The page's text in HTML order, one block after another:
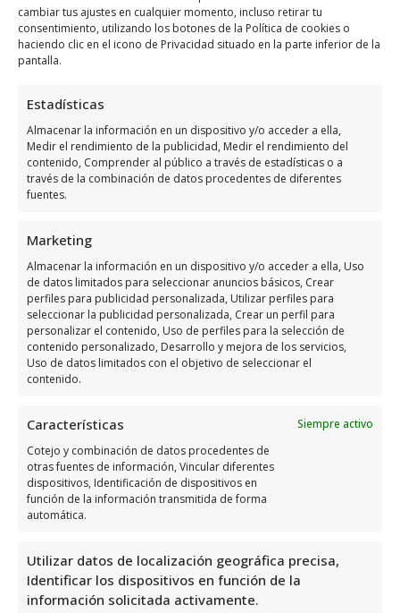
cambiar tus ajustes en cualquier momento, incluso retirar tu
consentimiento, utilizando los botones de la Política de cookies o
haciendo clic en el icono de Privacidad situado en la parte inferior de la
pantalla.
Estadísticas
Almacenar la información en un dispositivo y/o acceder a ella,
Medir el rendimiento de la publicidad, Medir el rendimiento del
contenido, Comprender al público a través de estadísticas o a
través de la combinación de datos procedentes de diferentes
fuentes.
Marketing
Almacenar la información en un dispositivo y/o acceder a ella, Uso
de datos limitados para seleccionar anuncios básicos, Crear
perfiles para publicidad personalizada, Utilizar perfiles para
seleccionar la publicidad personalizada, Crear un perfil para
personalizar el contenido, Uso de perfiles para la selección de
contenido personalizado, Desarrollo y mejora de los servicios,
Uso de datos limitados con el objetivo de seleccionar el
contenido.
Características
Siempre activo
Cotejo y combinación de datos procedentes de
otras fuentes de información, Vincular diferentes
dispositivos, Identificación de dispositivos en
función de la información transmitida de forma
automática.
Utilizar datos de localización geográfica precisa,
Identificar los dispositivos en función de la
información solicitada activamente.
Orihuela Costa ofrecen una variedad de
servicios diseñados para satisfacer
comunes se encuentran la
profunda, laeliminación de manchas , los
tratamientos antiácarosy losservicios de
emergencia. La limpieza profunda es ideal
para mantener las alfombras en óptimas
manchas se centra en tratar áreas
específicas con problemas. Los tratamientos
antiácaros son esenciales para personas con
alergias, ya que eliminan los ácaros del
polvo y otros alérgenos. Por último, los
servicios de emergencia están disponibles
para situaciones imprevistas que requieren
Limpieza profunda y eliminación
de manchas
exhaustivo que elimina la suciedad
acumulada en las fibras de la alfombra. Este
servicio utiliza equipos y productos